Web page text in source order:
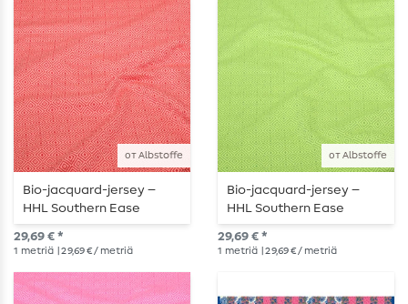
от Albstoffe
Bio-jacquard-jersey –
HHL Southern Ease
Mosaic Knit 3D, punainen
29,69 € *
1 metriä | 29,69 € / metriä
от Albstoffe
Bio-jacquard-jersey –
HHL Southern Ease
Mosaic Knit 3D vihreä
29,69 € *
1 metriä | 29,69 € / metriä